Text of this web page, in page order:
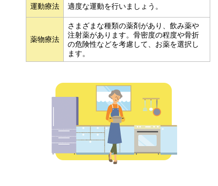
運動療法 適度な運動を行いましょう。
薬物療法
さまざまな種類の薬剤があり、飲み薬や
注射薬があります。骨密度の程度や骨折
の危険性などを考慮して、お薬を選択し
ます。